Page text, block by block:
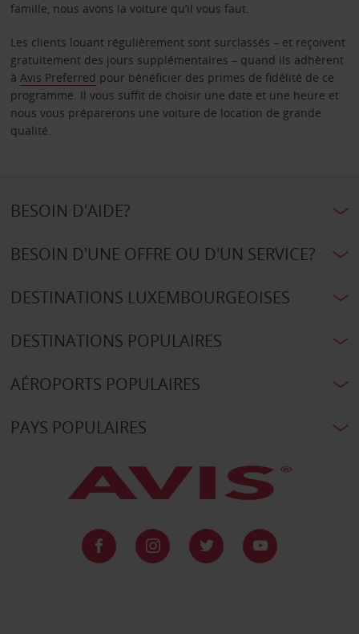
famille, nous avons la voiture qu’il vous faut.
Les clients louant régulièrement sont surclassés – et reçoivent
gratuitement des jours supplémentaires – quand ils adhèrent
à Avis Preferred pour bénéficier des primes de fidélité de ce
programme. Il vous suffit de choisir une date et une heure et
nous vous préparerons une voiture de location de grande
qualité.
BESOIN D'AIDE?
BESOIN D'UNE OFFRE OU D'UN SERVICE?
DESTINATIONS LUXEMBOURGEOISES
DESTINATIONS POPULAIRES
AÉROPORTS POPULAIRES
PAYS POPULAIRES